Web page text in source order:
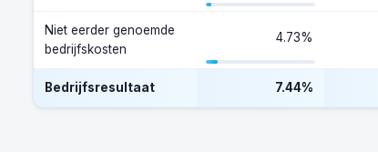
Niet eerder genoemde
bedrijfskosten
4.73%
Bedrijfsresultaat 7.44%